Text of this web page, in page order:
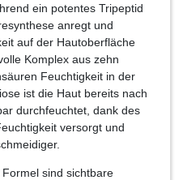
ein potentes Tripeptid
anregt und
auf der Hautoberfläche
Komplex aus zehn
Feuchtigkeit in der
ist die Haut bereits nach
durchfeuchtet, dank des
versorgt und
sind sichtbare